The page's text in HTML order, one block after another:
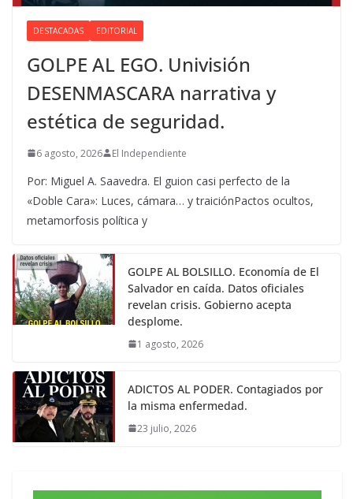
DESTACADAS EDITORIAL
GOLPE AL EGO. Univisión
DESENMASCARA narrativa y
estética de seguridad.
6 agosto, 2026 El Independiente
Por: Miguel A. Saavedra. El guion casi perfecto de la
«Doble Cara»: Luces, cámara… y traiciónPactos ocultos,
metamorfosis política y
GOLPE AL BOLSILLO. Economía de El
Salvador en caída. Datos oficiales
revelan crisis. Gobierno acepta
desplome.
1 agosto, 2026
ADICTOS AL PODER. Contagiados por
la misma enfermedad.
23 julio, 2026